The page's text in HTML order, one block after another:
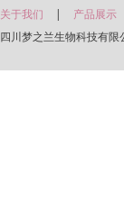
关于我们 | 产品展示
四川梦之兰生物科技有